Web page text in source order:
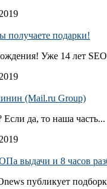
получаете подарки!
Уже 14 лет
(Mail.ru Group)
да, то наша часть...
выдачи и 8 часов
публикует